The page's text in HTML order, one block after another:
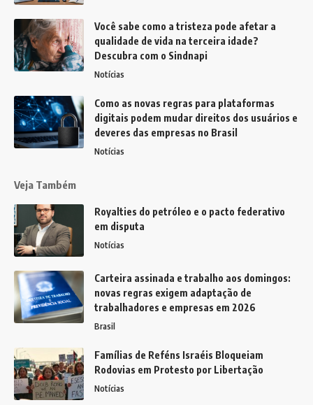
Você sabe como a tristeza pode afetar a
qualidade de vida na terceira idade?
Descubra com o Sindnapi
Notícias
Como as novas regras para plataformas
digitais podem mudar direitos dos usuários e
deveres das empresas no Brasil
Notícias
Veja Também
Royalties do petróleo e o pacto federativo
em disputa
Notícias
Carteira assinada e trabalho aos domingos:
novas regras exigem adaptação de
trabalhadores e empresas em 2026
Brasil
Famílias de Reféns Israéis Bloqueiam
Rodovias em Protesto por Libertação
Notícias